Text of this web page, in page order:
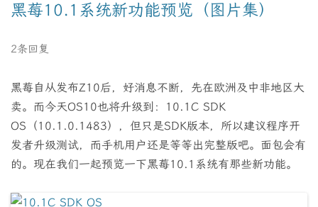
黑莓10.1系统新功能预览（图片集）
2条回复
黑莓自从发布Z10后，好消息不断，先在欧洲及中非地区大
卖。而今天OS10也将升级到：10.1C SDK
OS（10.1.0.1483），但只是SDK版本，所以建议程序开
发者升级测试，而手机用户还是等等出完整版吧。面包会有
的。现在我们一起预览一下黑莓10.1系统有那些新功能。